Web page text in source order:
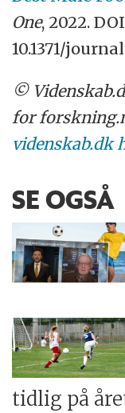
One, 2022.
10.1371/
©
for
videnskab.dk
SE OGSÅ
tidlig på